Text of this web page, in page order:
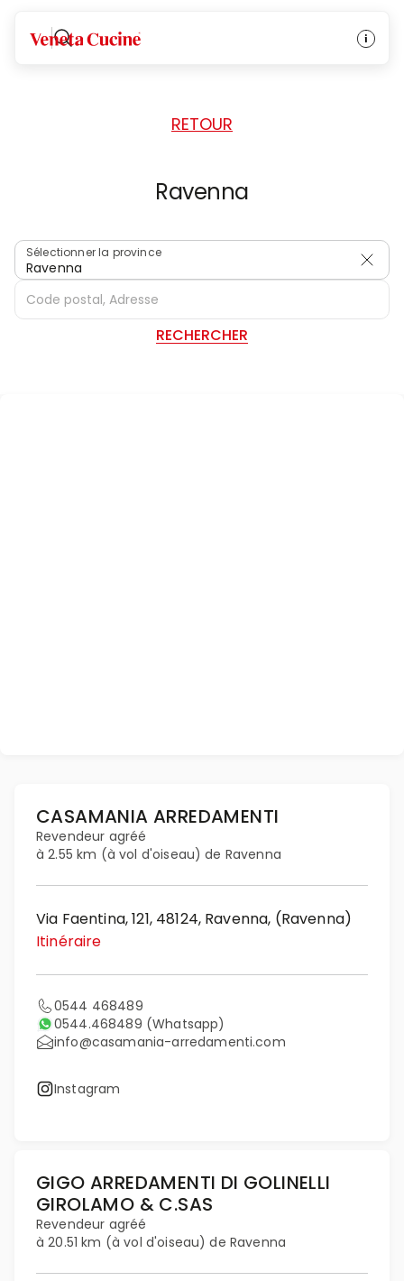
Veneta Cucine
RETOUR
Ravenna
Sélectionner la province
Ravenna
RECHERCHER
CASAMANIA ARREDAMENTI
Revendeur agréé
à 2.55 km (à vol d'oiseau) de Ravenna
Via Faentina, 121, 48124, Ravenna, (Ravenna)
Itinéraire
0544 468489
0544.468489 (Whatsapp)
info@casamania-arredamenti.com
Instagram
GIGO ARREDAMENTI DI GOLINELLI
GIROLAMO & C.SAS
Revendeur agréé
à 20.51 km (à vol d'oiseau) de Ravenna